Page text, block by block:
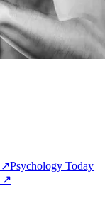
↗Psychology Today
↗